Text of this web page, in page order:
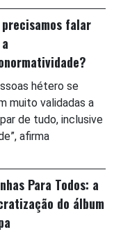
falar
hétero se
muito validadas a
de tudo, inclusive
afirma
Para Todos: a
do álbum